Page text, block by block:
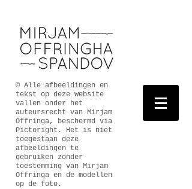
© Alle afbeeldingen en
tekst op deze website
vallen onder het
auteursrecht van Mirjam
Offringa, beschermd via
Pictoright. Het is niet
toegestaan deze
afbeeldingen te
gebruiken zonder
toestemming van Mirjam
Offringa en de modellen
op de foto.